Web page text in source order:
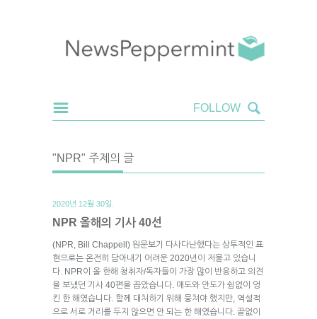
"NPR" 주제의 글
2020년 12월 30일.
NPR 올해의 기사 40선
(NPR, Bill Chappell) 원문보기 다사다난했다는 상투적인 표
현으로는 온전히 담아내기 어려운 2020년이 저물고 있습니
다. NPR이 올 한해 청취자/독자들이 가장 많이 반응하고 의견
을 보냈던 기사 40편을 꼽았습니다. 애도와 안도가 쉼없이 엉
킨 한 해였습니다. 함께 대처하기 위해 뭉쳐야 했지만, 역설적
으로 서로 거리를 두지 않으면 안 되는 한 해였습니다. 끝없이